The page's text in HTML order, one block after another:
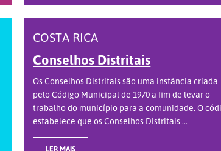
COSTA RICA
Conselhos Distritais
Os Conselhos Distritais são uma instância criada
pelo Código Municipal de 1970 a fim de levar o
trabalho do município para a comunidade. O
estabelece que os Conselhos Distritais ...
LER MAIS